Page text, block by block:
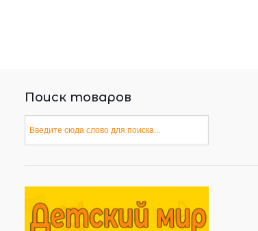
Поиск товаров